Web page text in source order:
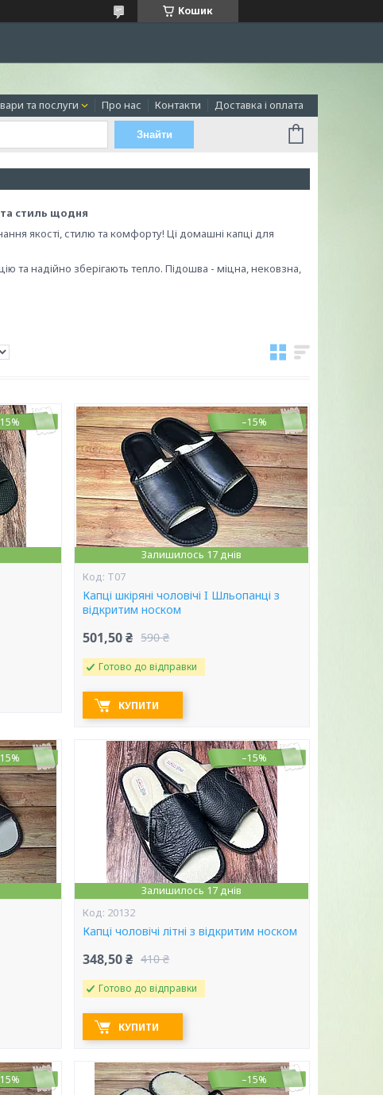
Кошик
та послуги Про нас Контакти Доставка і оплата
Знайти
стиль щодня
якості, стилю та комфорту! Ці домашні капці для
та надійно зберігають тепло. Підошва - міцна, нековзна,
–15%
Залишилось 17 днів
Т07
Капці шкіряні чоловічі I Шльопанці з
відкритим носком
501,50 ₴ 590 ₴
Готово до відправки
КУПИТИ
–15%
Залишилось 17 днів
20132
Капці чоловічі літні з відкритим носком
348,50 ₴ 410 ₴
Готово до відправки
КУПИТИ
–15%